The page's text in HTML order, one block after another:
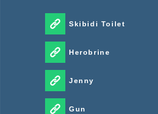
Skibidi Toilet
Herobrine
Jenny
Gun